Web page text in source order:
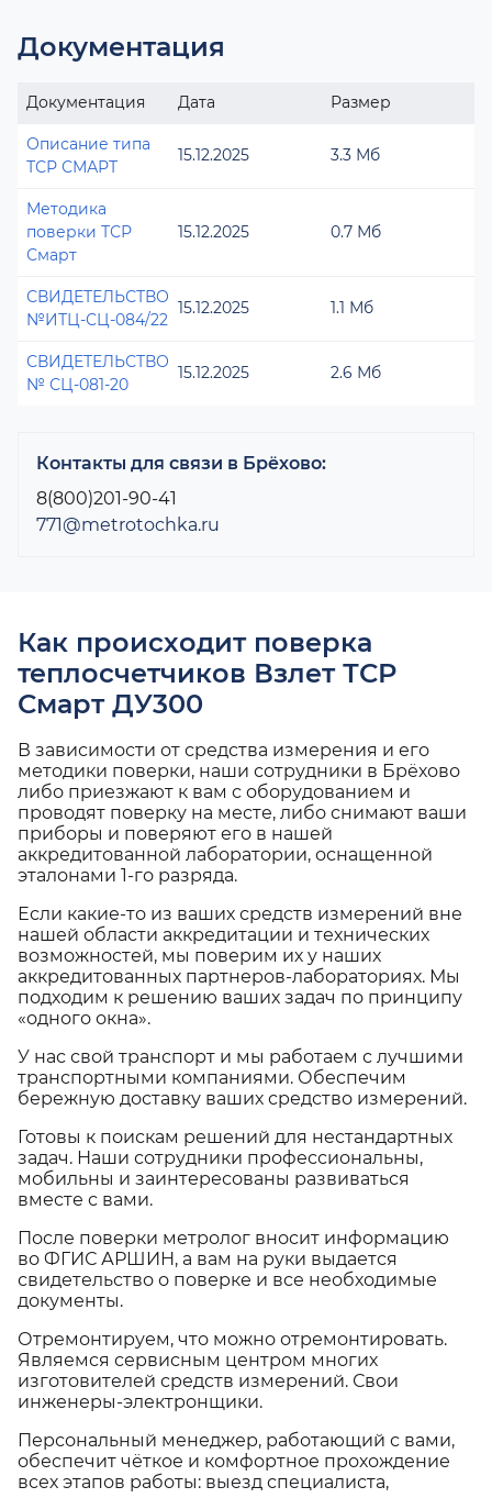
Документация
Документация Дата Размер
Описание типа
ТСР СМАРТ
15.12.2025 3.3 Мб
Методика
поверки ТСР
Смарт
15.12.2025 0.7 Мб
СВИДЕТЕЛЬСТВО
№ИТЦ-СЦ-084/22
15.12.2025 1.1 Мб
СВИДЕТЕЛЬСТВО
№ СЦ-081-20
15.12.2025 2.6 Мб
Контакты для связи в Брёхово:
8(800)201-90-41
771@metrotochka.ru
Как происходит поверка
теплосчетчиков Взлет ТСР
Смарт ДУ300
В зависимости от средства измерения и его
методики поверки, наши сотрудники в Брёхово
либо приезжают к вам с оборудованием и
проводят поверку на месте, либо снимают ваши
приборы и поверяют его в нашей
аккредитованной лаборатории, оснащенной
эталонами 1-го разряда.
Если какие-то из ваших средств измерений вне
нашей области аккредитации и технических
возможностей, мы поверим их у наших
аккредитованных партнеров-лабораториях. Мы
подходим к решению ваших задач по принципу
«одного окна».
У нас свой транспорт и мы работаем с лучшими
транспортными компаниями. Обеспечим
бережную доставку ваших средство измерений.
Готовы к поискам решений для нестандартных
задач. Наши сотрудники профессиональны,
мобильны и заинтересованы развиваться
вместе с вами.
После поверки метролог вносит информацию
во ФГИС АРШИН, а вам на руки выдается
свидетельство о поверке и все необходимые
документы.
Отремонтируем, что можно отремонтировать.
Являемся сервисным центром многих
изготовителей средств измерений. Свои
инженеры-электронщики.
Персональный менеджер, работающий с вами,
обеспечит чёткое и комфортное прохождение
всех этапов работы: выезд специалиста,